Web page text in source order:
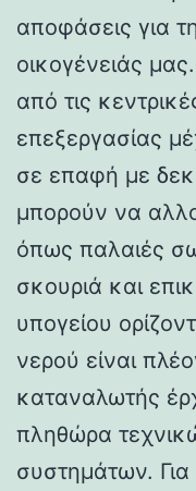
αποφάσεις για
οικογένειάς
από τις
επεξεργασίας
σε επαφή με
μπορούν να
όπως παλαιές
σκουριά και
υπογείου
νερού είναι
καταναλωτής
πληθώρα
συστημάτων.